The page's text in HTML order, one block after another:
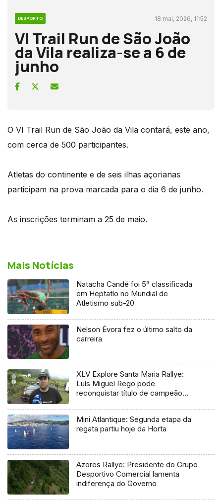
DESPORTO 18 mai, 2026, 11:52
VI Trail Run de São João
da Vila realiza-se a 6 de
junho
O VI Trail Run de São João da Vila contará, este ano,
com cerca de 500 participantes.
Atletas do continente e de seis ilhas açorianas
participam na prova marcada para o dia 6 de junho.
As inscrições terminam a 25 de maio.
Mais Notícias
Natacha Candé foi 5ª classificada
em Heptatlo no Mundial de
Atletismo sub-20
Nelson Évora fez o último salto da
carreira
XLV Explore Santa Maria Rallye:
Luís Miguel Rego pode
reconquistar título de campeão
Mini Atlantique: Segunda etapa da
regata partiu hoje da Horta
Azores Rallye: Presidente do Grupo
Desportivo Comercial lamenta
indiferença do Governo